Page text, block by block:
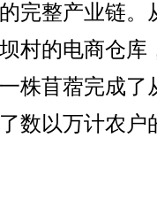
完整产业链。
村的电商仓库
株苜蓿完成了
数以万计农户